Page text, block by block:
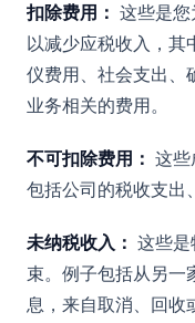
扣除费用： 这些是
以减少应税收入，其
仪费用、社会支出、
业务相关的费用。
不可扣除费用： 这些
包括公司的税收支出
未纳税收入： 这些
束。例子包括从另一
息，来自取消、回收